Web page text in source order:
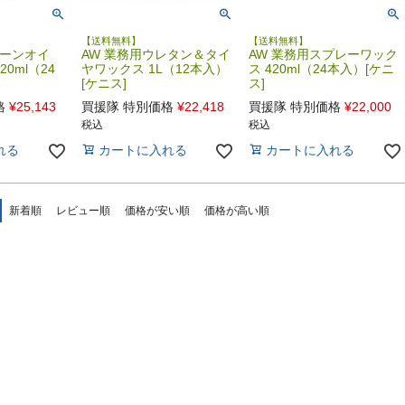
ンオイ
（24
¥25,143
る
【送料無料】
AW 業務用ウレタン＆タイ
ヤワックス 1L（12本入）
[ケニス]
買援隊 特別価格 ¥22,418
税込
カートに入れる
【送料無料】
AW 業務用スプレーワック
ス 420ml（24本入）[ケニ
ス]
買援隊 特別価格 ¥22,000
税込
カートに入れる
新着順 レビュー順 価格が安い順 価格が高い順